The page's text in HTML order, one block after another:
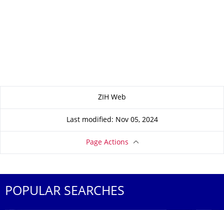
ZIH Web
Last modified: Nov 05, 2024
Page Actions
POPULAR SEARCHES